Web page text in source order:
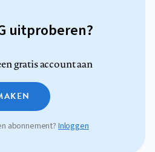
uitproberen?
gratis account aan
abonnement?Inloggen